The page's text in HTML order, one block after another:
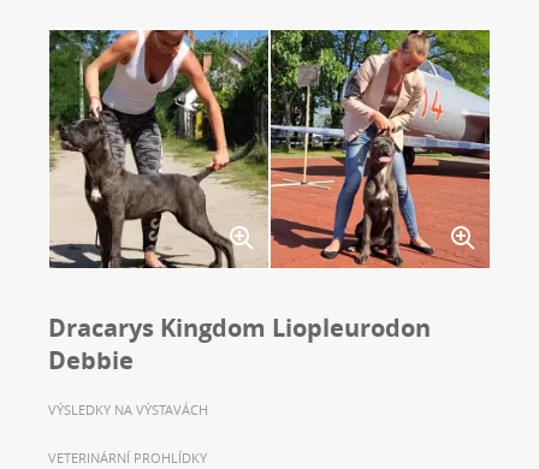
Dracarys Kingdom Liopleurodon
Debbie
VÝSLEDKY NA VÝSTAVÁCH
VETERINÁRNÍ PROHLÍDKY